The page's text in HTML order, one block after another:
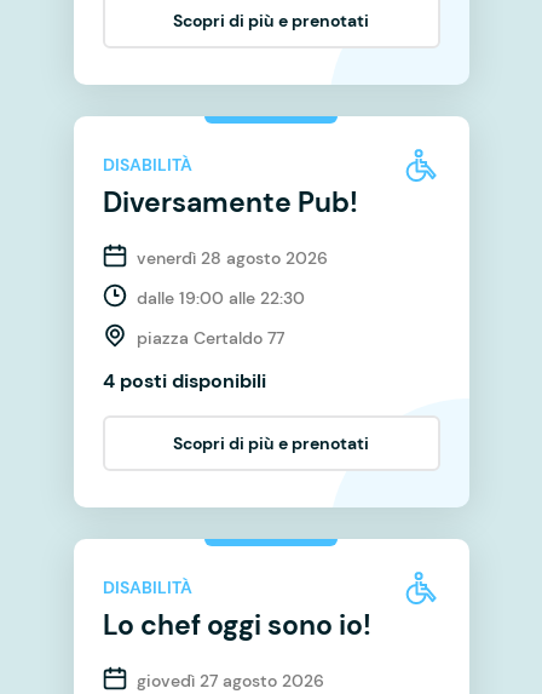
Scopri di più e prenotati
DISABILITÀ
Diversamente Pub!
venerdì 28 agosto 2026
dalle 19:00 alle 22:30
piazza Certaldo 77
4 posti disponibili
Scopri di più e prenotati
DISABILITÀ
Lo chef oggi sono io!
giovedì 27 agosto 2026